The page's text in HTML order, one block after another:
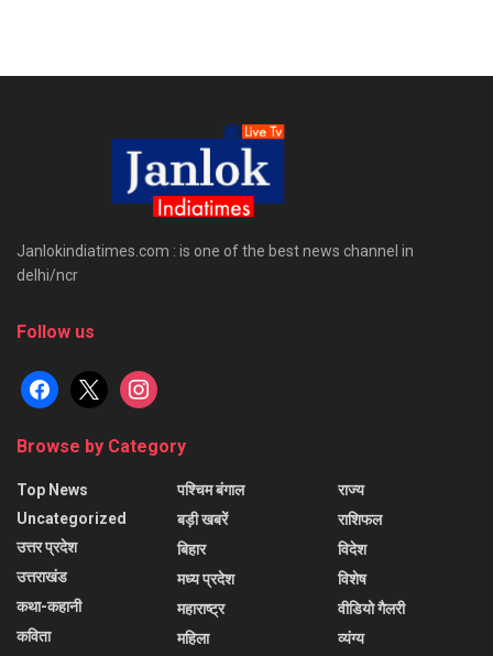
Janlokindiatimes.com : is one of the best news channel in
delhi/ncr
Follow us
facebook
x instagram
Browse by Category
Top News
Uncategorized
उत्तर प्रदेश
उत्तराखंड
कथा-कहानी
कविता
पश्चिम बंगाल
बड़ी खबरें
बिहार
मध्य प्रदेश
महाराष्ट्र
महिला
राज्य
राशिफल
विदेश
विशेष
वीडियो गैलरी
व्यंग्य